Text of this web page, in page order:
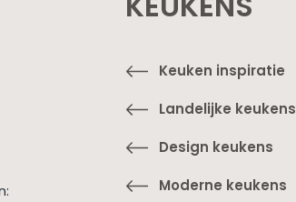
Keuken inspiratie
Landelijke keukens
Design keukens
Moderne keukens